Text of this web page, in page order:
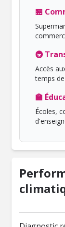
🏪
🚇
Accès
temps
🏫
Écoles,